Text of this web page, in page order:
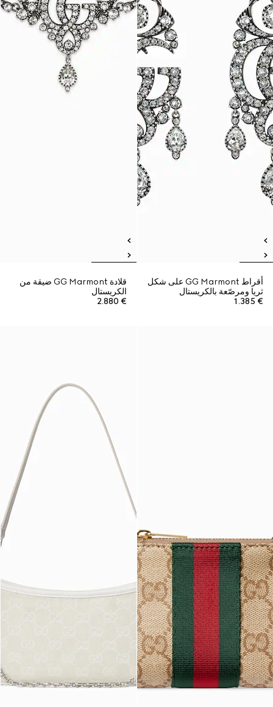
أقراط GG Marmont على شكل
ثريا ومرصّعة بالكريستال
€ 1.385
قلادة GG Marmont ضيقة من
الكريستال
€ 2.880